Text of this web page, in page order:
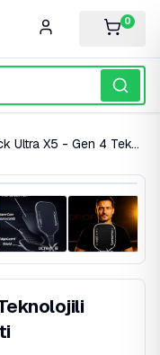
0
Dropick Ultra X5 - Gen 4 Teknolojili Kontrollü Pickleball Raketi